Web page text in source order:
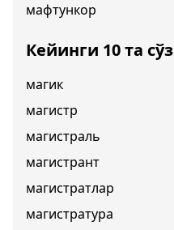
мафтункор
Кейинги 10 та сўз
магик
магистр
магистраль
магистрант
магистратлар
магистратура